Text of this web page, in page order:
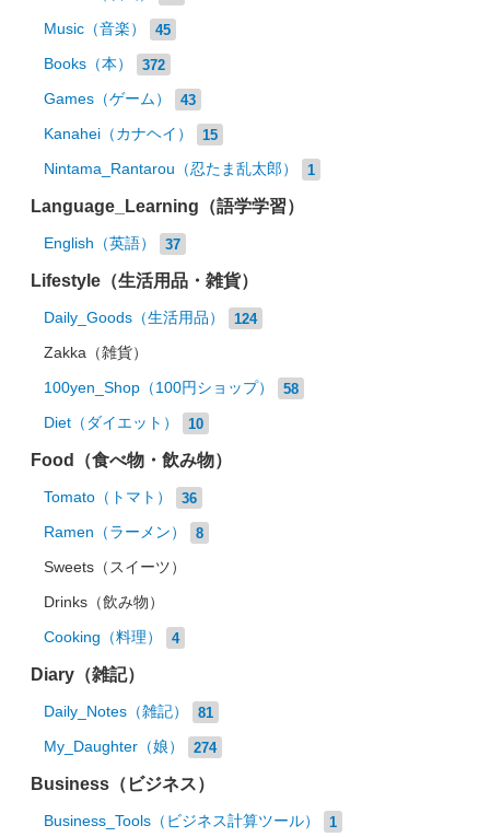
Music（音楽） 45
Books（本） 372
Games（ゲーム） 43
Kanahei（カナヘイ） 15
Nintama_Rantarou（忍たま乱太郎） 1
Language_Learning（語学学習）
English（英語） 37
Lifestyle（生活用品・雑貨）
Daily_Goods（生活用品） 124
Zakka（雑貨）
100yen_Shop（100円ショップ） 58
Diet（ダイエット） 10
Food（食べ物・飲み物）
Tomato（トマト） 36
Ramen（ラーメン） 8
Sweets（スイーツ）
Drinks（飲み物）
Cooking（料理） 4
Diary（雑記）
Daily_Notes（雑記） 81
My_Daughter（娘） 274
Business（ビジネス）
Business_Tools（ビジネス計算ツール） 1